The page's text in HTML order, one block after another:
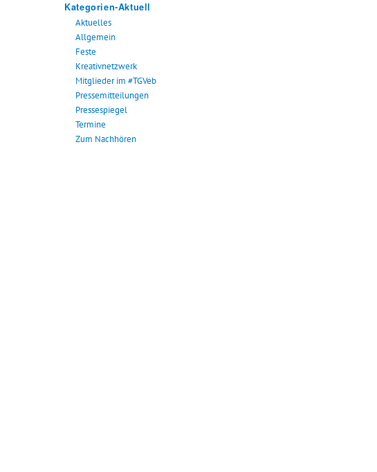
Kategorien-Aktuell
Aktuelles
Allgemein
Feste
Kreativnetzwerk
Mitglieder im #TGVeb
Pressemitteilungen
Pressespiegel
Termine
Zum Nachhören